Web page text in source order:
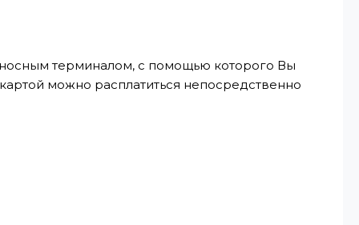
терминалом, с помощью которого Вы
можно расплатиться непосредственно